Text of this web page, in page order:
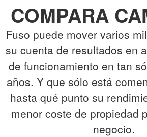
COMPARA
Fuso puede mover varios
su cuenta de resultados en
de funcionamiento en tan
años. Y que sólo está
hasta qué punto su
menor coste de propiedad
negocio.